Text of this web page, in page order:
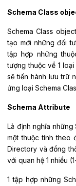
Schema Class
Schema Class
tạo mới những đối
tập hợp những
tượng thuộc về 1
sẽ tiến hành lưu trữ
ứng loại Schema
Schema Attribute
Là định nghĩa những
một thuộc tính theo
Directory và đồng
với quan hệ 1 nhiều
1 tập hợp những